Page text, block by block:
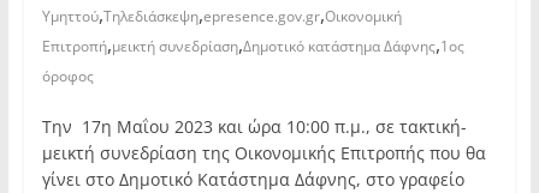
Υμηττού,Τηλεδιάσκεψη,epresence.gov.gr,Οικονομική
Επιτροπή,μεικτή συνεδρίαση,Δημοτικό κατάστημα Δάφνης,1ος
όροφος
Την 17η Μαΐου 2023 και ώρα 10:00 π.μ., σε τακτική-
μεικτή συνεδρίαση της Οικονομικής Επιτροπής που θα
γίνει στο Δημοτικό Κατάστημα Δάφνης, στο γραφείο